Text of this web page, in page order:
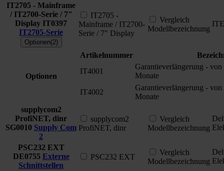
IT2705 - Mainframe
/ IT2700-Serie / 7"
Display IT0397
IT2705-Serie
Optionen(2)
IT2705 -
Mainframe / IT2700-
Serie / 7" Display
Vergleich
Modellbezeichnung
Optionen
Artikelnummer
IT4001
Garantieverlängerung -
Monate
IT4002
Garantieverlängerung -
Monate
supplycom2
ProfiNET, dinr
SG0010 Supply Com
2
supplycom2
ProfiNET, dinr
Vergleich
Modellbezeichnung
PSC232 EXT
DE0755 Externe
Schnittstellen
PSC232 EXT
Vergleich
Modellbezeichnung